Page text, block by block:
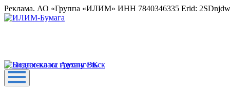
Реклама. АО «Группа «ИЛИМ» ИНН 7840346335 Erid: